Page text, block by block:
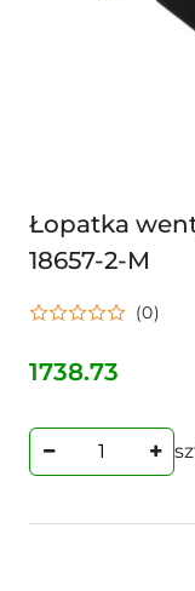
Łopatka
18657-2-M
(0)
Cena:
1738.73